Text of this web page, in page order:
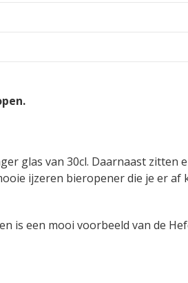
glas van 30cl. Daarnaast zitten
ijzeren bieropener die je er af
is een mooi voorbeeld van de